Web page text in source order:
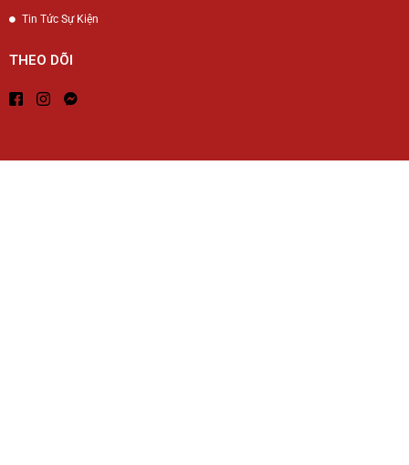
Tin Tức Sự Kiện
THEO DÕI